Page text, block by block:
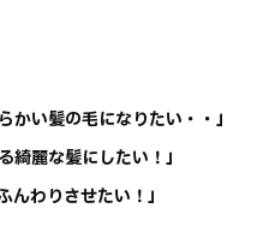
かい髪の毛になりたい・・」
綺麗な髪にしたい！」
んわりさせたい！」